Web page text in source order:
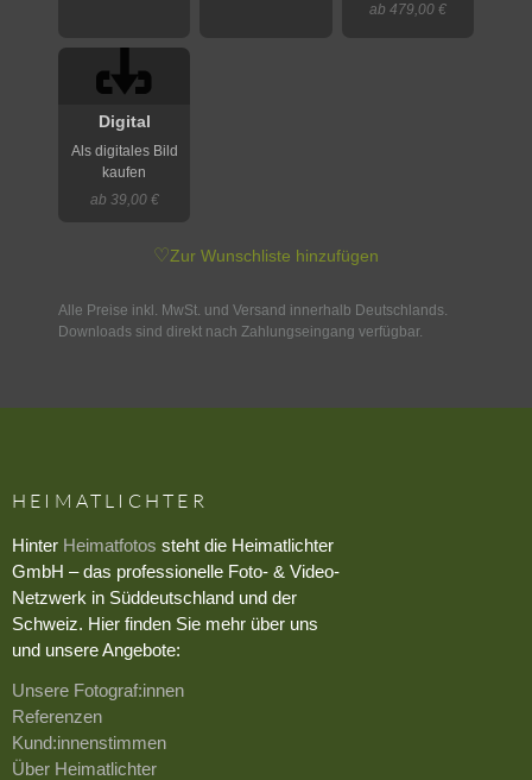
ab 479,00 €
Digital
Als digitales Bild
kaufen
ab 39,00 €
♡Zur Wunschliste hinzufügen
Alle Preise inkl. MwSt. und Versand innerhalb Deutschlands.
Downloads sind direkt nach Zahlungseingang verfügbar.
HEIMATLICHTER
Hinter Heimatfotos steht die Heimatlichter
GmbH – das professionelle Foto- & Video-
Netzwerk in Süddeutschland und der
Schweiz. Hier finden Sie mehr über uns
und unsere Angebote:
Unsere Fotograf:innen
Referenzen
Kund:innenstimmen
Über Heimatlichter